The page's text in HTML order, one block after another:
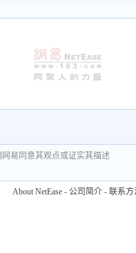
易同意其观点或证实其描述
About NetEase - 公司简介 - 联系方